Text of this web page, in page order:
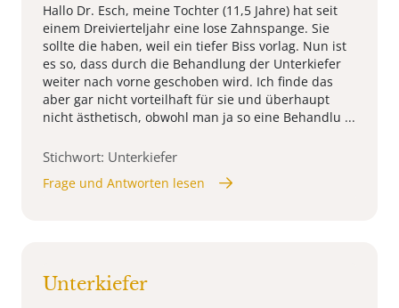
Hallo Dr. Esch, meine Tochter (11,5 Jahre) hat seit
einem Dreivierteljahr eine lose Zahnspange. Sie
sollte die haben, weil ein tiefer Biss vorlag. Nun ist
es so, dass durch die Behandlung der Unterkiefer
weiter nach vorne geschoben wird. Ich finde das
aber gar nicht vorteilhaft für sie und überhaupt
nicht ästhetisch, obwohl man ja so eine Behandlu ...
Stichwort: Unterkiefer
Frage und Antworten lesen
Unterkiefer